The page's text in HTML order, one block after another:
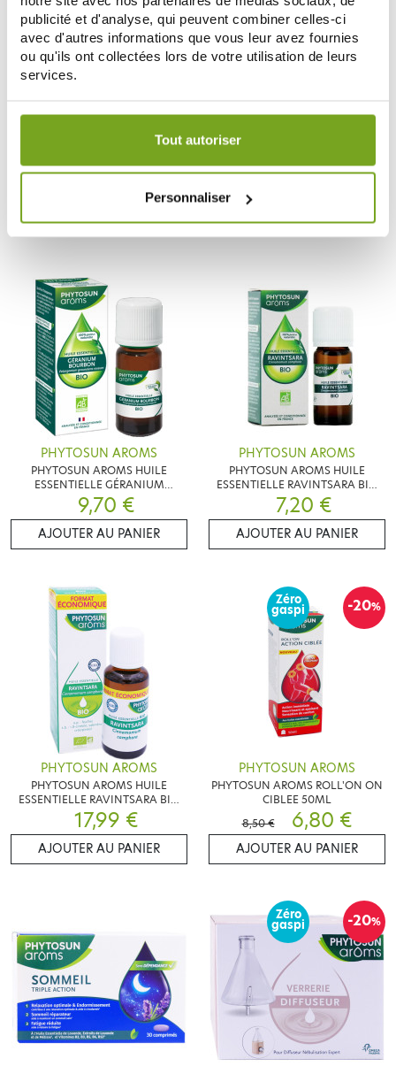
publicité et d'analyse, qui peuvent combiner celles-ci
avec d'autres informations que vous leur avez fournies
ou qu'ils ont collectées lors de votre utilisation de leurs
services.
Votre choix de consentement est conservé pendant une
Tout autoriser
Personnaliser
PHYTOSUN AROMS
ZEN COLOR ULTRASONIQUE
38,57 €
AJOUTER AU PANIER
PHYTOSUN AROMS
NASAL HYPERTONIQUE 100 ML
6,60 €
AJOUTER AU PANIER
PHYTOSUN AROMS
PHYTOSUN AROMS HUILE
ESSENTIELLE GÉRANIUM
BOURBON BIO 10ML
9,70 €
AJOUTER AU PANIER
PHYTOSUN AROMS
PHYTOSUN AROMS HUILE
ESSENTIELLE RAVINTSARA BIO
10ML
7,20 €
AJOUTER AU PANIER
PHYTOSUN AROMS
PHYTOSUN AROMS HUILE
ESSENTIELLE RAVINTSARA BIO
30ML
17,99 €
AJOUTER AU PANIER
-20%
Zéro
gaspi
PHYTOSUN AROMS
PHYTOSUN AROMS ROLL'ON ON
CIBLEE 50ML
8,50 €
6,80 €
AJOUTER AU PANIER
-20%
Zéro
gaspi